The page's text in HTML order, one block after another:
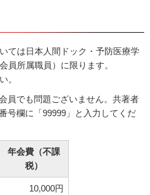
ては日本人間ドック・予防医療学
員所属職員）に限ります。
。
員でも問題ございません。共著者
号欄に「99999」と入力してくだ
年会費（不課
税）
10,000円